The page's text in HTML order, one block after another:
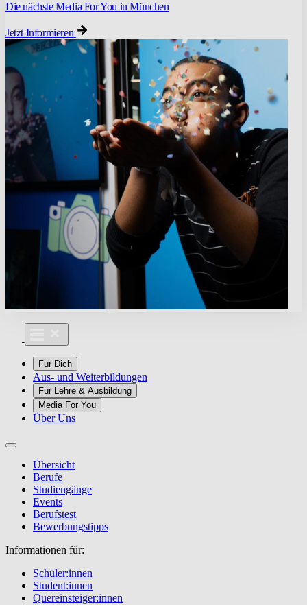
Die nächste Media For You in München
Jetzt Informieren
Für Dich
Aus- und Weiterbildungen
Für Lehre & Ausbildung
Media For You
Über Uns
Übersicht
Berufe
Studiengänge
Events
Berufstest
Bewerbungstipps
Informationen für:
Schüler:innen
Student:innen
Quereinsteiger:innen